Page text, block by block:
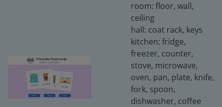
room: floor, wall,
ceiling
hall: coat rack, keys
kitchen: fridge,
freezer, counter,
stove, microwave,
oven, pan, plate, knife,
fork, spoon,
dishwasher, coffee